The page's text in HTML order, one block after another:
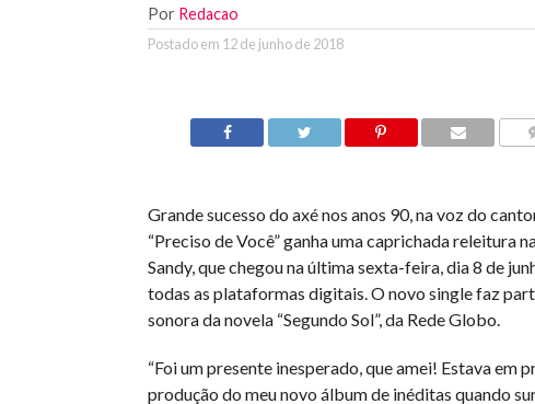
Por Redacao
Postado em 12 de junho de 2018
Grande sucesso do axé nos anos 90, na voz do
“Preciso de Você” ganha uma caprichada releitura
Sandy, que chegou na última sexta-feira, dia 8 de
todas as plataformas digitais. O novo single faz
sonora da novela “Segundo Sol”, da Rede Globo.
“Foi um presente inesperado, que amei! Estava em
produção do meu novo álbum de inéditas quando